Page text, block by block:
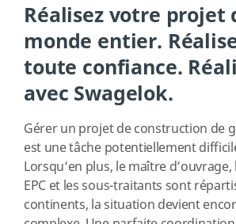
Réalisez votre projet
monde entier.
toute confiance.
avec Swagelok.
Gérer un projet de construction de
est une tâche potentiellement
Lorsqu’en plus, le maître
EPC et les sous-traitants sont
continents, la situation devient